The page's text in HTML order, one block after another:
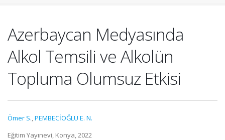
Azerbaycan Medyasında
Alkol Temsili ve Alkolün
Topluma Olumsuz Etkisi
Ömer S.,PEMBECİOĞLU E. N.
Eğitim Yayınevi, Konya, 2022